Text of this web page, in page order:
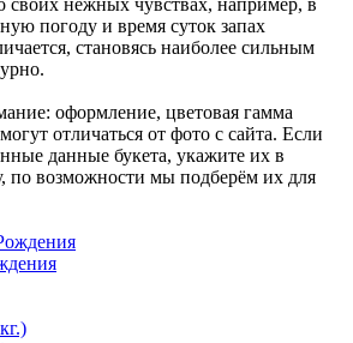
своих нежных чувствах, например, в
погоду и время суток запах
становясь наиболее сильным
оформление, цветовая гамма
отличаться от фото с сайта. Если
данные букета, укажите их в
по возможности мы подберём их для